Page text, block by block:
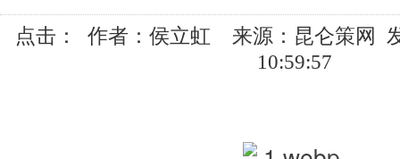
点击：
作者：侯立虹 来源：昆仑策网
10:59:57